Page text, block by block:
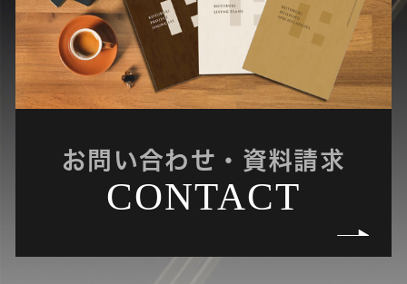
お問い合わせ・資料請求
CONTACT